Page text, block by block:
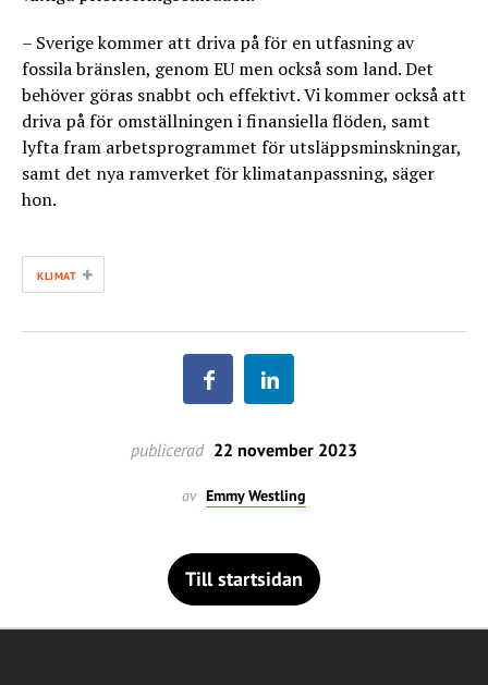
– Sverige kommer att driva på för en utfasning av
fossila bränslen, genom EU men också som land. Det
behöver göras snabbt och effektivt. Vi kommer också att
driva på för omställningen i finansiella flöden, samt
lyfta fram arbetsprogrammet för utsläppsminskningar,
samt det nya ramverket för klimatanpassning, säger
hon.
KLIMAT +
publicerad 22 november 2023
av Emmy Westling
Till startsidan